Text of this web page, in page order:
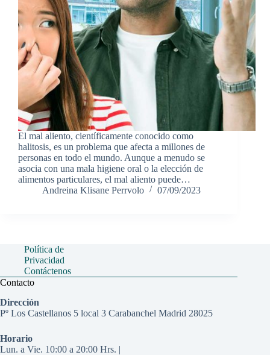
El mal aliento, científicamente conocido como
halitosis, es un problema que afecta a millones de
personas en todo el mundo. Aunque a menudo se
asocia con una mala higiene oral o la elección de
alimentos particulares, el mal aliento puede…
Andreina Klisane Perrvolo
07/09/2023
Política de
Privacidad
Contáctenos
Contacto
Dirección
Pº Los Castellanos 5 local 3 Carabanchel Madrid 28025
Horario
Lun. a Vie. 10:00 a 20:00 Hrs. |